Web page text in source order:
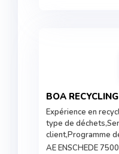
BOA
Expérience en
type de
client,Programme
AE ENSCHEDE